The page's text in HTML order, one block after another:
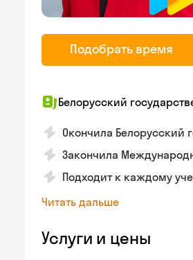
Подобрать время
Белорусский
Окончила Белорусский
Закончила
Подходит к каждому
Читать дальше
Услуги и цены